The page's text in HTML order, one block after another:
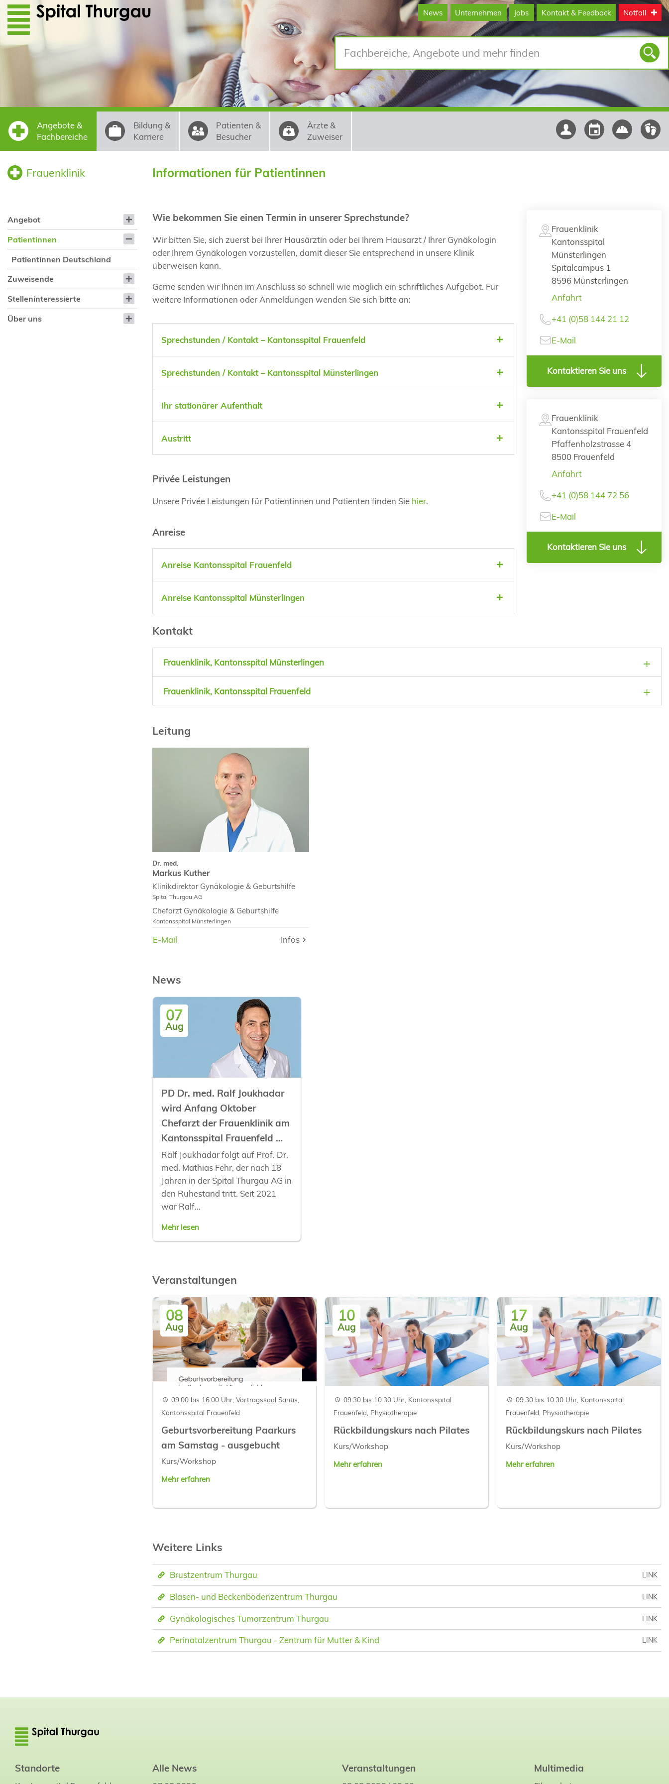
Direkt zum Inhalt
News Unternehmen Jobs Kontakt & Feedback Notfall
Angebote &
Fachbereiche
Bildung &
Karriere
Patienten &
Besucher
Ärzte &
Zuweiser
Frauenklinik
Angebot
Patientinnen
Patientinnen Deutschland
Zuweisende
Stelleninteressierte
Über uns
Informationen für Patientinnen
Wie bekommen Sie einen Termin in unserer Sprechstunde?
Wir bitten Sie, sich zuerst bei Ihrer Hausärztin oder bei Ihrem Hausarzt / Ihrer Gynäkologin
oder Ihrem Gynäkologen vorzustellen, damit dieser Sie entsprechend in unsere Klinik
überweisen kann.
Gerne senden wir Ihnen im Anschluss so schnell wie möglich ein schriftliches Aufgebot. Für
weitere Informationen oder Anmeldungen wenden Sie sich bitte an:
Sprechstunden / Kontakt – Kantonsspital Frauenfeld
Sprechstunden / Kontakt – Kantonsspital Münsterlingen
Ihr stationärer Aufenthalt
Austritt
Privée Leistungen
Unsere Privée Leistungen für Patientinnen und Patienten finden Sie hier.
Anreise
Anreise Kantonsspital Frauenfeld
Anreise Kantonsspital Münsterlingen
Frauenklinik
Kantonsspital
Münsterlingen
Spitalcampus 1
8596 Münsterlingen
Anfahrt
+41 (0)58 144 21 12
E-Mail
Kontaktieren Sie uns
Frauenklinik
Kantonsspital Frauenfeld
Pfaffenholzstrasse 4
8500 Frauenfeld
Anfahrt
+41 (0)58 144 72 56
E-Mail
Kontaktieren Sie uns
Kontakt
Frauenklinik, Kantonsspital Münsterlingen
Frauenklinik, Kantonsspital Frauenfeld
Leitung
Dr. med.
Markus Kuther
Klinikdirektor Gynäkologie & Geburtshilfe
Spital Thurgau AG
Chefarzt Gynäkologie & Geburtshilfe
Kantonsspital Münsterlingen
Chefarzt Gynäkologie & Geburtshilfe
E-Mail Infos
Curriculum Vitae
E-Mail Infos
News
07
Aug
PD Dr. med. Ralf Joukhadar
wird Anfang Oktober
Chefarzt der Frauenklinik am
Kantonsspital Frauenfeld …
Ralf Joukhadar folgt auf Prof. Dr.
med. Mathias Fehr, der nach 18
Jahren in der Spital Thurgau AG in
den Ruhestand tritt. Seit 2021
war Ralf…
Mehr lesen
Veranstaltungen
08
Aug
09:00 bis 16:00 Uhr, Vortragssaal Säntis,
Kantonsspital Frauenfeld
Geburtsvorbereitung Paarkurs
am Samstag - ausgebucht
Kurs/Workshop
Mehr erfahren
10
Aug
09:30 bis 10:30 Uhr, Kantonsspital
Frauenfeld, Physiotherapie
Rückbildungskurs nach Pilates
Kurs/Workshop
Mehr erfahren
17
Aug
09:30 bis 10:30 Uhr, Kantonsspital
Frauenfeld, Physiotherapie
Rückbildungskurs nach Pilates
Kurs/Workshop
Mehr erfahren
Weitere Links
Brustzentrum Thurgau LINK
Blasen- und Beckenbodenzentrum Thurgau LINK
Gynäkologisches Tumorzentrum Thurgau LINK
Perinatalzentrum Thurgau - Zentrum für Mutter & Kind LINK
Standorte Alle News Veranstaltungen Multimedia